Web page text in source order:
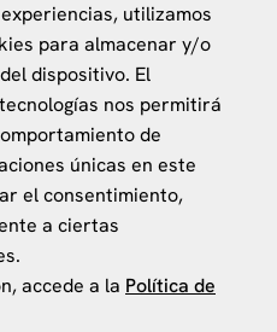
UE y Cooperación
utilizamos
para almacenar y/o
dispositivo. El
nos permitirá
de
únicas en este
el consentimiento,
a ciertas
accede a la Política de